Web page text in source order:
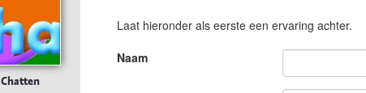
Chatten
Laat hieronder als eerste een ervaring achter.
Naam